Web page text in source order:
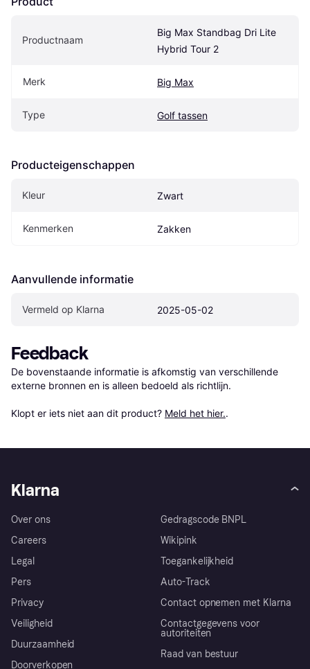
Productnaam
Big Max Standbag Dri Lite
Hybrid Tour 2
Merk Big Max
Type Golf tassen
Producteigenschappen
Kleur Zwart
Kenmerken Zakken
Aanvullende informatie
Vermeld op Klarna 2025-05-02
Feedback
De bovenstaande informatie is afkomstig van verschillende
externe bronnen en is alleen bedoeld als richtlijn.
Klopt er iets niet aan dit product? Meld het hier..
Klarna
Over ons
Careers
Legal
Pers
Privacy
Veiligheid
Duurzaamheid
Doorverkopen
Gedragscode BNPL
Wikipink
Toegankelijkheid
Auto-Track
Contact opnemen met Klarna
Contactgegevens voor
autoriteiten
Raad van bestuur